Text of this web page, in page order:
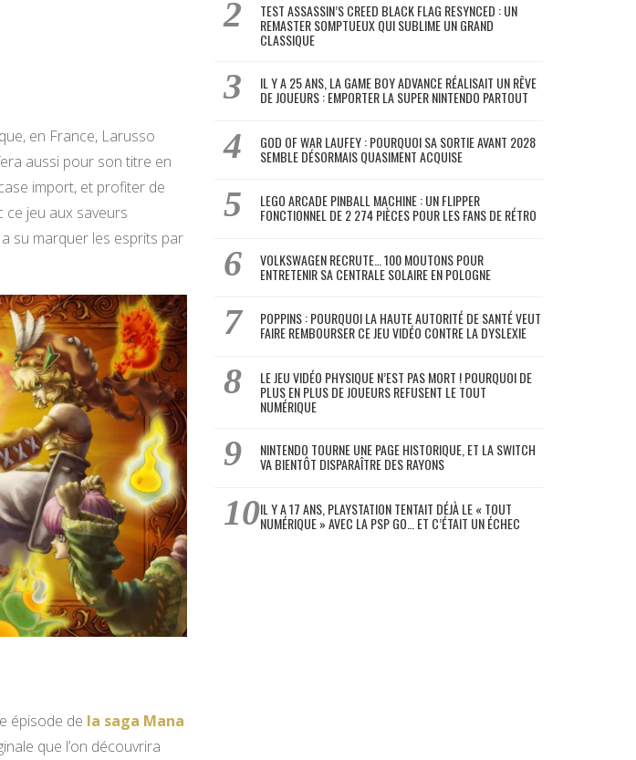
en France, Larusso
aussi pour son titre en
import, et profiter de
ce jeu aux saveurs
su marquer les esprits par
épisode de la saga Mana
que l’on découvrira
TEST ASSASSIN’S CREED BLACK FLAG RESYNCED : UN
REMASTER SOMPTUEUX QUI SUBLIME UN GRAND
CLASSIQUE
IL Y A 25 ANS, LA GAME BOY ADVANCE RÉALISAIT UN RÊVE
DE JOUEURS : EMPORTER LA SUPER NINTENDO PARTOUT
GOD OF WAR LAUFEY : POURQUOI SA SORTIE AVANT 2028
SEMBLE DÉSORMAIS QUASIMENT ACQUISE
LEGO ARCADE PINBALL MACHINE : UN FLIPPER
FONCTIONNEL DE 2 274 PIÈCES POUR LES FANS DE RÉTRO
VOLKSWAGEN RECRUTE… 100 MOUTONS POUR
ENTRETENIR SA CENTRALE SOLAIRE EN POLOGNE
POPPINS : POURQUOI LA HAUTE AUTORITÉ DE SANTÉ VEUT
FAIRE REMBOURSER CE JEU VIDÉO CONTRE LA DYSLEXIE
LE JEU VIDÉO PHYSIQUE N’EST PAS MORT ! POURQUOI DE
PLUS EN PLUS DE JOUEURS REFUSENT LE TOUT
NUMÉRIQUE
NINTENDO TOURNE UNE PAGE HISTORIQUE, ET LA SWITCH
VA BIENTÔT DISPARAÎTRE DES RAYONS
IL Y A 17 ANS, PLAYSTATION TENTAIT DÉJÀ LE « TOUT
NUMÉRIQUE » AVEC LA PSP GO… ET C’ÉTAIT UN ÉCHEC